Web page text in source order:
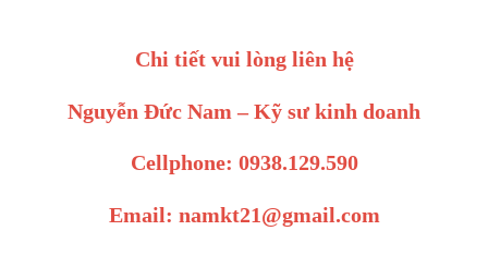
Chi tiết vui lòng liên hệ
Nguyễn Đức Nam – Kỹ sư kinh doanh
Cellphone: 0938.129.590
Email: namkt21@gmail.com